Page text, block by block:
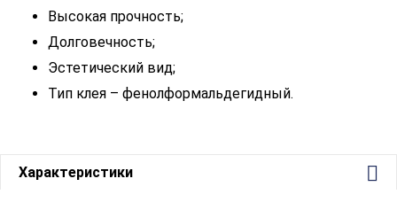
Высокая прочность;
Долговечность;
Эстетический вид;
Тип клея – фенолформальдегидный.
Характеристики